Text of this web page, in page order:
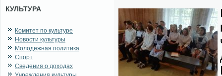
КУЛЬТУРА
Комитет по культуре
Новости культуры
Молодежная политика
Спорт
Сведения о доходах